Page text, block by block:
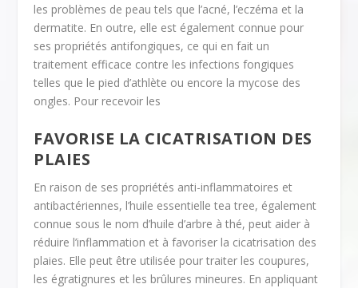
les problèmes de peau tels que l’acné, l’eczéma et la
dermatite. En outre, elle est également connue pour
ses propriétés antifongiques, ce qui en fait un
traitement efficace contre les infections fongiques
telles que le pied d’athlète ou encore la mycose des
ongles. Pour recevoir les
FAVORISE LA CICATRISATION DES
PLAIES
En raison de ses propriétés anti-inflammatoires et
antibactériennes, l’huile essentielle tea tree, également
connue sous le nom d’huile d’arbre à thé, peut aider à
réduire l’inflammation et à favoriser la cicatrisation des
plaies. Elle peut être utilisée pour traiter les coupures,
les égratignures et les brûlures mineures. En appliquant